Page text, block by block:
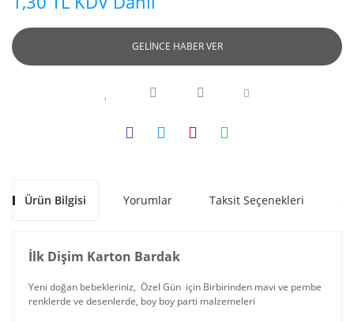
GELİNCE HABER VER
Ürün Bilgisi Yorumlar Taksit Seçenekleri
İlk Dişim Karton Bardak
Yeni doğan bebekleriniz, Özel Gün için Birbirinden mavi ve pembe
renklerde ve desenlerde, boy boy parti malzemeleri